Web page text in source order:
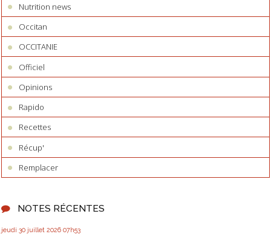
Nutrition news
Occitan
OCCITANIE
Officiel
Opinions
Rapido
Recettes
Récup'
Remplacer
NOTES RÉCENTES
jeudi 30 juillet 2026 07h53